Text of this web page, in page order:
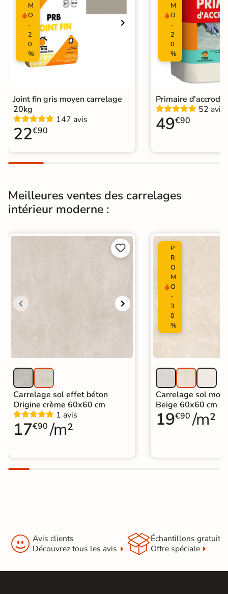
Résistant au Gel
Variation de la
couleur
Plancher
Chauffant
Oui
Conditionnement
Support Chape Ancien carrelage
Catégories
|
Carrelage grand format et XXL
Carrelage 100x100 cm
Carrelage intérieur / extérieur
identique
Carrelage sol cuisine
|
Carrelage salon moderne|
Carrelage Chambre
Carrelage WC
Carrelage garage
M
O
-
2
0
%
Joint fin gris moyen carrelage
20kg
147 avis
22€90
M
O
-
2
0
%
Primaire
52 avis
49€90
Meilleures ventes des carrelages
intérieur moderne :


Carrelage sol effet béton
Origine crème 60x60 cm
1 avis
17€90 /m²
P
R
O
M
O
-
3
0
%
Carrelage sol
Beige 60x60 cm
19€90 /m²
 Avis clients
Découvrez tous les avis
Échantillons gratuit
Offre spéciale